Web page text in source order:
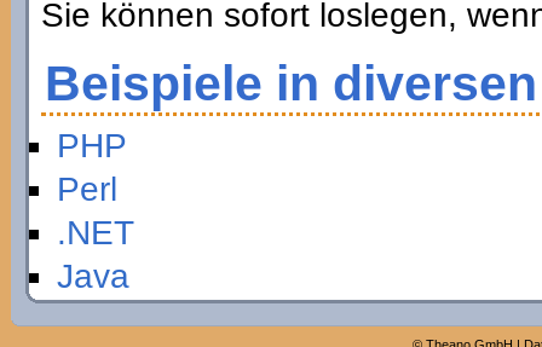
Sie können sofort loslegen,
Beispiele in
PHP
Perl
.NET
Java